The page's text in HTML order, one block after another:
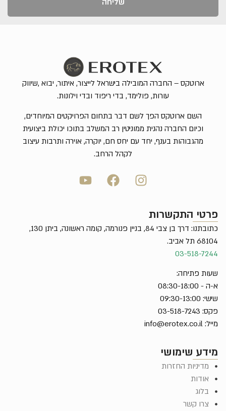
שימושי
החזרות
קשר
התקשרות
כתובתנו: דרך בן צבי 84, בניין פנורמה, קומה ראשונה, ביתן 130,
03-518-
פתיחה:
info@erotex.co.il
ארוטקס – החברה המובילה בישראל לייצור, איתור, יבוא ,שיווק
עורות, פולימד, בדי ריפוד ובדי וילונות.
השם ארוטקס הפך לשם דבר בתחום הפרויקטים המיוחדים,
וכיום החברה נהנית ממוניטין רב המשלב בתוכו יכולת ביצועית
מהגבוהות בענף, יחד עם יחס חם, יוקרה, אוירה ותרבות עיצוב
לקהל הרחב.